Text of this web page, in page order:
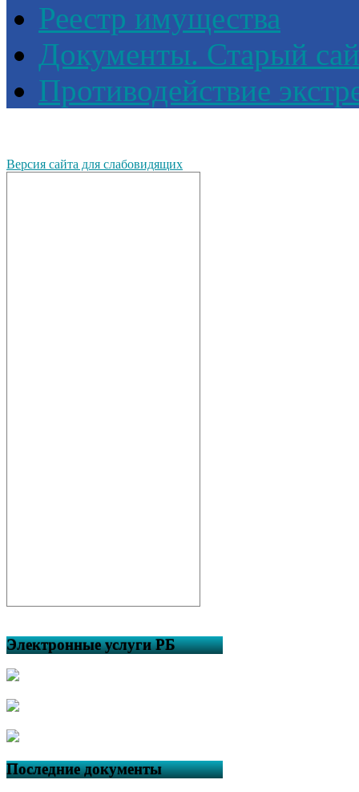
Реестр имущества
Документы. Старый
Противодействие
Версия сайта для слабовидящих
Электронные услуги РБ
Последние документы